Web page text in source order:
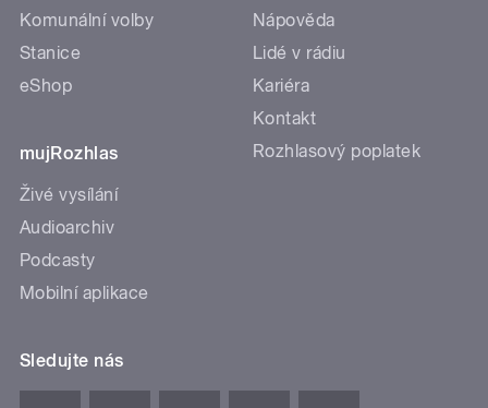
Komunální volby
Stanice
eShop
mujRozhlas
Živé vysílání
Audioarchiv
Podcasty
Mobilní aplikace
Nápověda
Lidé v rádiu
Kariéra
Kontakt
Rozhlasový poplatek
Sledujte nás